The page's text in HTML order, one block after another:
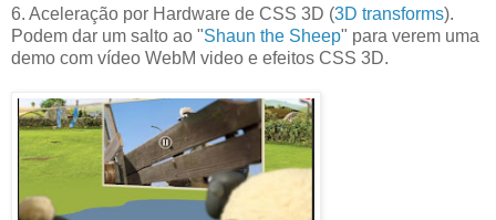
6. Aceleração por Hardware de CSS 3D (3D transforms).
Podem dar um salto ao "Shaun the Sheep" para verem uma
demo com vídeo WebM video e efeitos CSS 3D.